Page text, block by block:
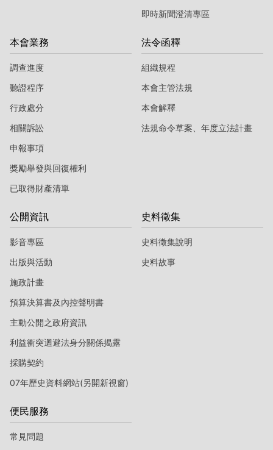
即時新聞澄清專區
本會業務
調查進度
聽證程序
行政處分
相關訴訟
申報事項
獎勵舉發與回復權利
已取得財產清單
法令函釋
組織規程
本會主管法規
本會解釋
法規命令草案、年度立法計畫
公開資訊
影音專區
出版與活動
施政計畫
預算決算書及內控聲明書
主動公開之政府資訊
利益衝突迴避法身分關係揭露
採購契約
07年歷史資料網站(另開新視窗)
史料徵集
史料徵集說明
史料故事
便民服務
常見問題